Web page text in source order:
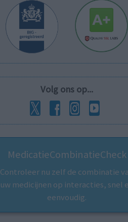
Volg ons op...
MedicatieCombinatieCheck
Controleer nu zelf de combinatie
uw medicijnen op interacties, snel
eenvoudig.